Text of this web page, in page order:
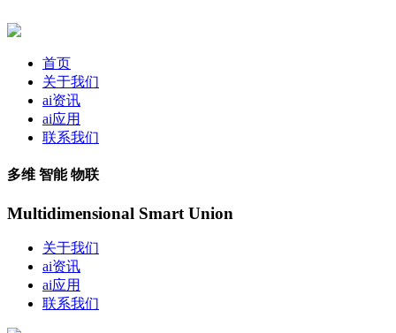
首页
关于我们
ai资讯
ai应用
联系我们
多维 智能 物联
Multidimensional Smart Union
关于我们
ai资讯
ai应用
联系我们